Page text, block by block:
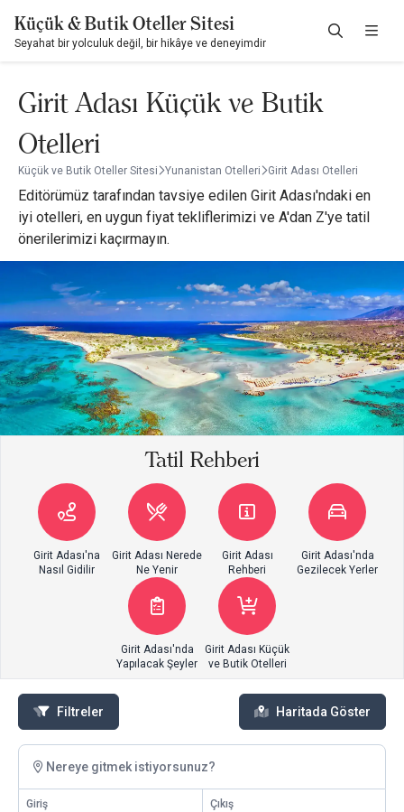
Küçük & Butik Oteller Sitesi
Seyahat bir yolculuk değil, bir hikâye ve deneyimdir
Girit Adası Küçük ve Butik
Otelleri
Küçük ve Butik Oteller Sitesi Yunanistan Otelleri Girit Adası Otelleri
Editörümüz tarafından tavsiye edilen Girit Adası'ndaki en
iyi otelleri, en uygun fiyat tekliflerimizi ve A'dan Z'ye tatil
önerilerimizi kaçırmayın.
Tatil Rehberi
Girit Adası'na
Nasıl Gidilir
Girit Adası Nerede
Ne Yenir
Girit Adası
Rehberi
Girit Adası'nda
Gezilecek Yerler
Girit Adası'nda
Yapılacak Şeyler
Girit Adası Küçük
ve Butik Otelleri
Filtreler Haritada Göster
Nereye gitmek istiyorsunuz?
Giriş Çıkış